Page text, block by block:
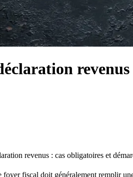
revenus : cas obligatoires et
foyer fiscal doit généralement remplir